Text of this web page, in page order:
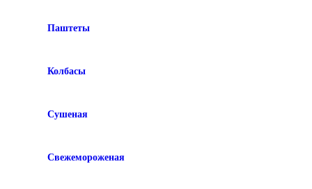
Паштеты
Колбасы
Сушеная
Свежемороженая